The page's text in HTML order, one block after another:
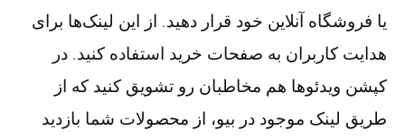
یا فروشگاه آنلاین خود قرار دهید. از این لینک‌ها برای
هدایت کاربران به صفحات خرید استفاده کنید. در
کپشن ویدئوها هم مخاطبان رو تشویق کنید که از
طریق لینک موجود در بیو، از محصولات شما بازدید